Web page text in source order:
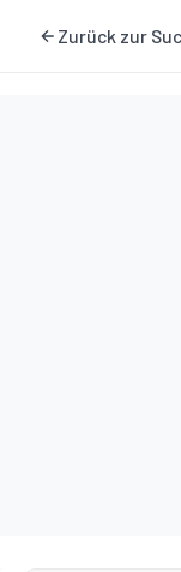
Zurück zur